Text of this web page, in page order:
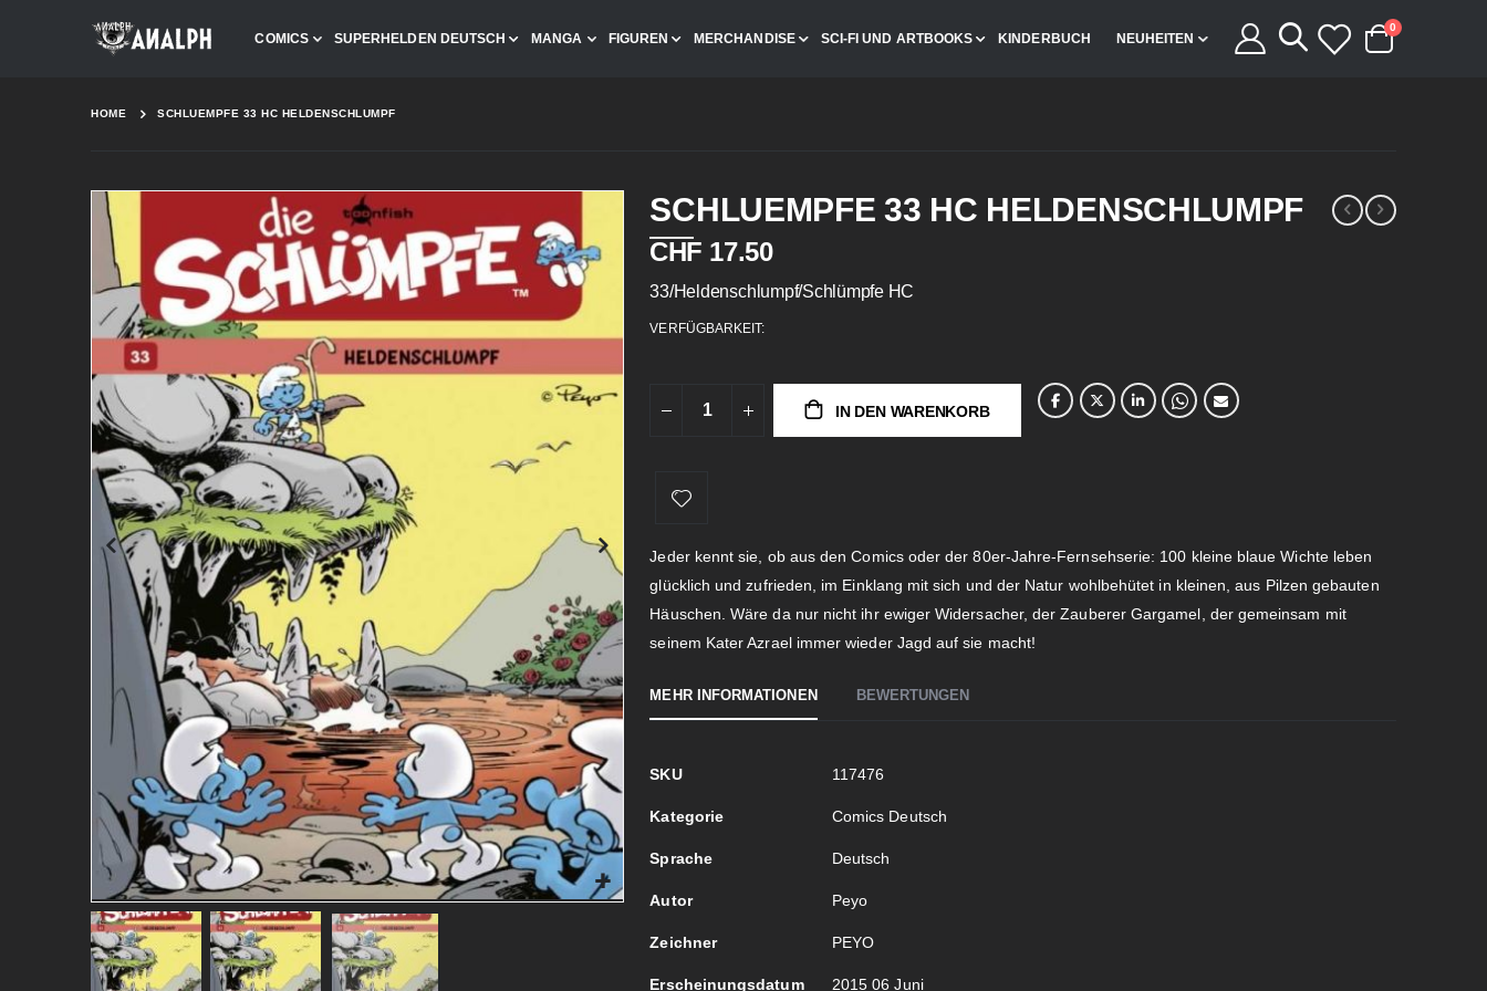
COMICS SUPERHELDEN DEUTSCH MANGA FIGUREN MERCHANDISE SCI-FI UND ARTBOOKS KINDERBUCH NEUHEITEN
Cart
0 Artikel
HOME SCHLUEMPFE 33 HC HELDENSCHLUMPF
SCHLUEMPFE 33 HC HELDENSCHLUMPF
CHF 17.50
33/Heldenschlumpf/Schlümpfe HC
VERFÜGBARKEIT:
IN DEN WARENKORB
Jeder kennt sie, ob aus den Comics oder der 80er-Jahre-Fernsehserie: 100 kleine blaue Wichte leben
glücklich und zufrieden, im Einklang mit sich und der Natur wohlbehütet in kleinen, aus Pilzen gebauten
Häuschen. Wäre da nur nicht ihr ewiger Widersacher, der Zauberer Gargamel, der gemeinsam mit
seinem Kater Azrael immer wieder Jagd auf sie macht!
MEHR INFORMATIONEN
Mehr
SKU 117476
Kategorie Comics Deutsch
Sprache Deutsch
Autor Peyo
Zeichner PEYO
Erscheinungsdatum 2015 06 Juni
BEWERTUNGEN
Skip
the
end
of
images
gallery